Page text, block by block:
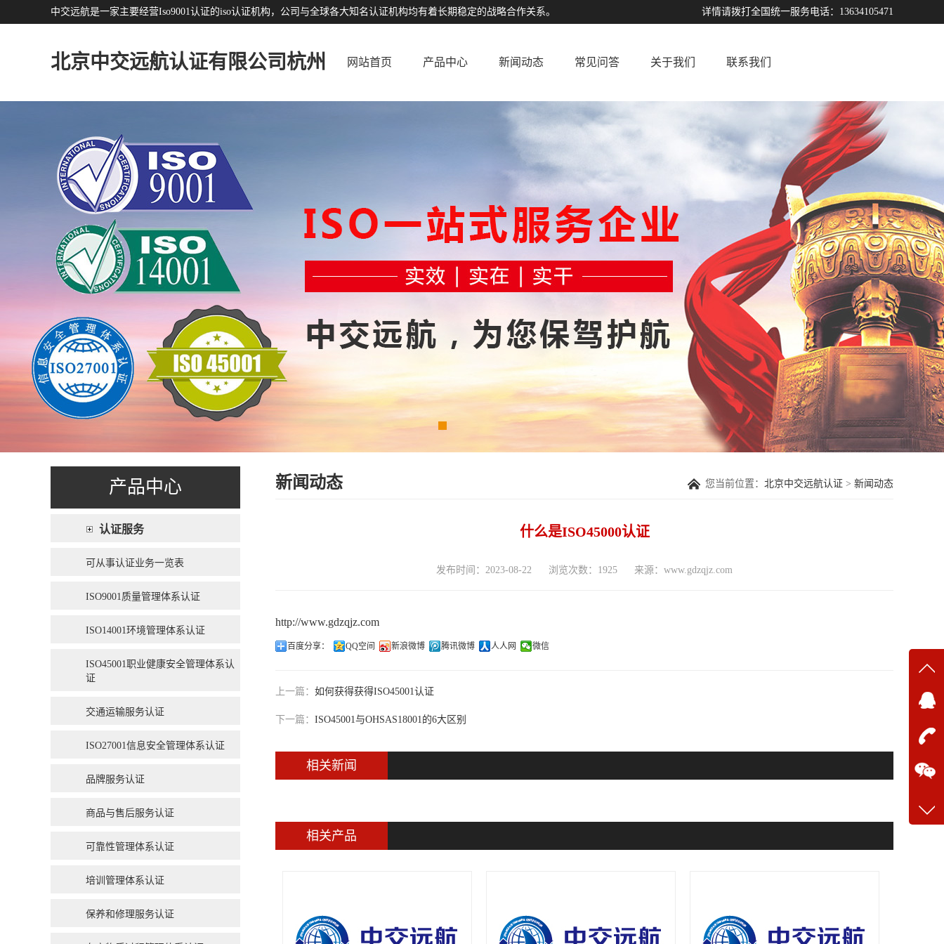
中交远航是一家主要经营Iso9001认证的iso认证机构，公司与全球各大知名认证机构均有着长期稳定的战略合作关系。 详情请拨打全国统一服务电话：13634105471
北京中交远航认证有限公司杭州
分公司
网站首页 产品中心 新闻动态 常见问答 关于我们 联系我们
产品中心
认证服务
可从事认证业务一览表
ISO9001质量管理体系认证
ISO14001环境管理体系认证
ISO45001职业健康安全管理体系认
证
交通运输服务认证
ISO27001信息安全管理体系认证
品牌服务认证
商品与售后服务认证
可靠性管理体系认证
培训管理体系认证
保养和修理服务认证
新闻动态 您当前位置： 北京中交远航认证 > 新闻动态
什么是ISO45000认证
发布时间：2023-08-22 浏览次数：1925 来源：www.gdzqjz.com
http://www.gdzqjz.com
百度分享： QQ空间 新浪微博 腾讯微博 人人网 微信
上一篇： 如何获得获得ISO45001认证
下一篇： ISO45001与OHSAS18001的6大区别
相关新闻
相关产品
在线
在
咨询
客服